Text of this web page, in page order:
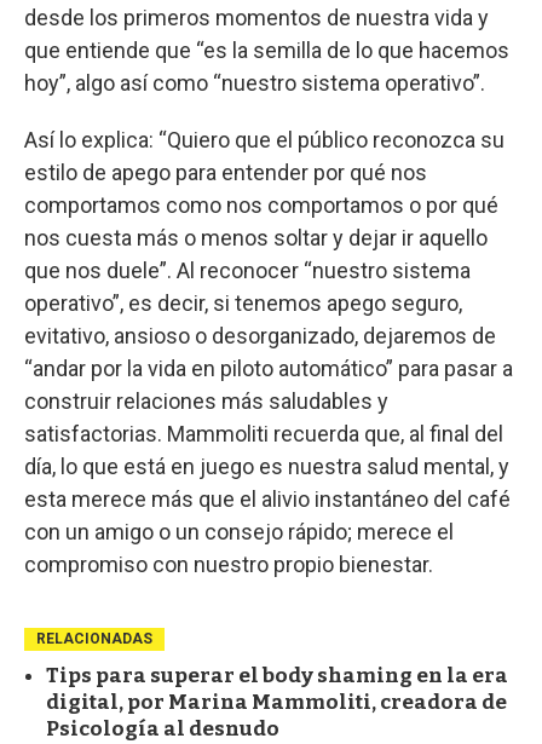
desde los primeros momentos de nuestra vida y
que entiende que “es la semilla de lo que hacemos
hoy”, algo así como “nuestro sistema operativo”.
Así lo explica: “Quiero que el público reconozca su
estilo de apego para entender por qué nos
comportamos como nos comportamos o por qué
nos cuesta más o menos soltar y dejar ir aquello
que nos duele”. Al reconocer “nuestro sistema
operativo”, es decir, si tenemos apego seguro,
evitativo, ansioso o desorganizado, dejaremos de
“andar por la vida en piloto automático” para pasar a
construir relaciones más saludables y
satisfactorias. Mammoliti recuerda que, al final del
día, lo que está en juego es nuestra salud mental, y
esta merece más que el alivio instantáneo del café
con un amigo o un consejo rápido; merece el
compromiso con nuestro propio bienestar.
RELACIONADAS
Tips para superar el body shaming en la era
digital, por Marina Mammoliti, creadora de
Psicología al desnudo